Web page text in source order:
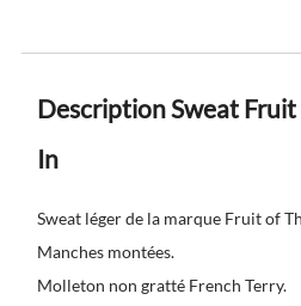
Description Sweat
In
Sweat léger de la marque Fruit of
Manches montées.
Molleton non gratté French Terry.